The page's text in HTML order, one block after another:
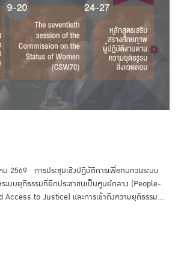
2569 การประชุมเชิงปฏิบัติการเพื่อทบทวนระบบ
ะบบยุติธรรมที่ยึดประชาชนเป็นศูนย์กลาง (People-
Access to Justice) และการเข้าถึงความยุติธรรม